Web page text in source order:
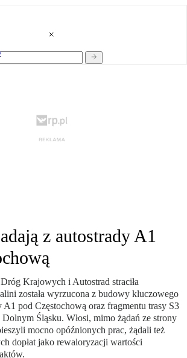
z autostrady A1
Krajowych i Autostrad straciła
została wyrzucona z budowy kluczowego
A1 pod Częstochową oraz fragmentu trasy S3
Śląsku. Włosi, mimo żądań ze strony
mocno opóźnionych prac, żądali też
dopłat jako rewaloryzacji wartości